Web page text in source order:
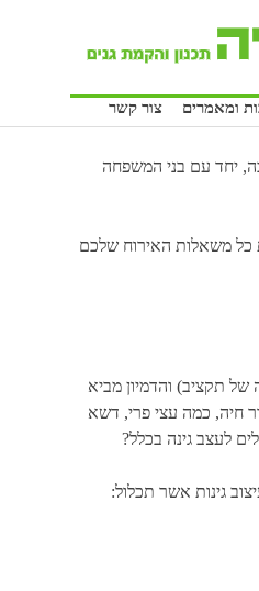
צור קשר ומאמרים
יחד עם בני המשפחה
כל משאלות האירוח שלכם
של תקציב) והדמיון מביא
חיה, כמה עצי פרי, דשא
לעצב גינה בכלל?
גינות אשר תכלול: